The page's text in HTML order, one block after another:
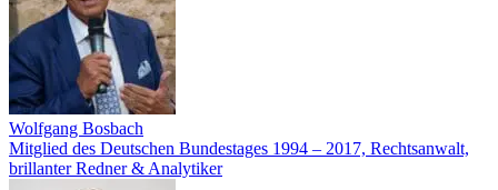
Wolfgang Bosbach
Mitglied des Deutschen Bundestages 1994 – 2017, Rechtsanwalt,
brillanter Redner & Analytiker